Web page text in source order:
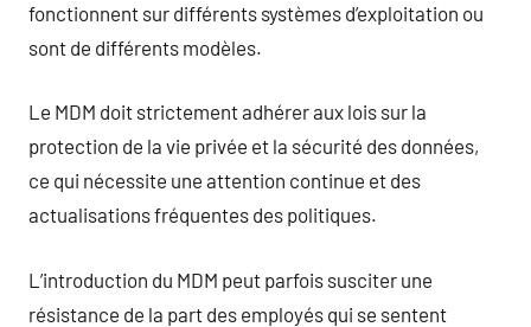
fonctionnent sur différents systèmes d’exploitation ou
sont de différents modèles.
Le MDM doit strictement adhérer aux lois sur la
protection de la vie privée et la sécurité des données,
ce qui nécessite une attention continue et des
actualisations fréquentes des politiques.
L’introduction du MDM peut parfois susciter une
résistance de la part des employés qui se sentent